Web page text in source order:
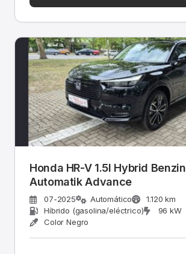
Honda HR-V 1.5l Hybrid Benzin,
Automatik Advance
07-2025 Automático
1.120 km
Híbrido (gasolina/eléctrico)
96 kW
Color Negro